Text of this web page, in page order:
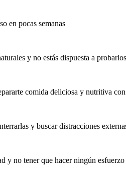
en pocas semanas
y no estás dispuesta a probarlos
comida deliciosa y nutritiva
y buscar distracciones
y no tener que hacer ningún esfuerzo